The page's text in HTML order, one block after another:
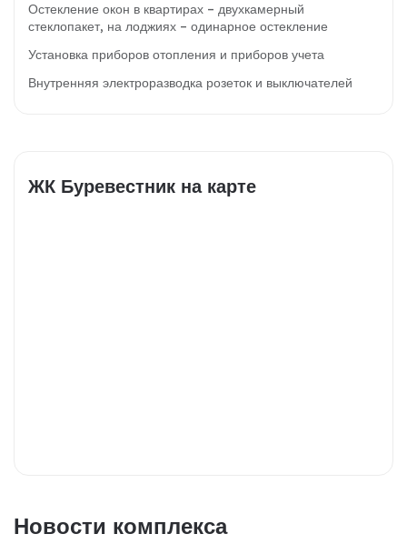
Остекление окон в квартирах – двухкамерный
стеклопакет, на лоджиях – одинарное остекление
Установка приборов отопления и приборов учета
Внутренняя электроразводка розеток и выключателей
ЖК Буревестник на карте
Новости комплекса